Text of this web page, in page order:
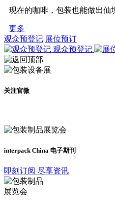
现在的咖啡，包装也能做出仙
更多
观众预登记 展位预订
观众预登记
关注官微
interpack China 电子期刊
即刻订阅 尽享资讯